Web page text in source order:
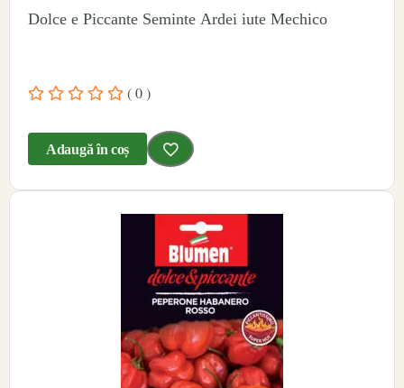
Dolce e Piccante Seminte Ardei iute Mechico
( 0 )
Adaugă în coș